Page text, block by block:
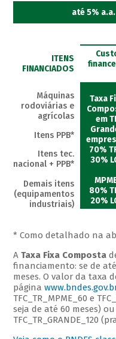
até 5% a.a.
ITENS
FINANCIADOS
Máquinas
rodoviárias e
agrícolas
Taxa
em
70%
30%
80%
20%
Itens PPB*
Itens tec.
nacional + PPB*
Demais itens
(equipamentos
industriais)
* Como detalhado na
ATaxa Fixa Composta
financiamento: se de
meses. O valor da taxa
página
TFC_TR_MPME_60 e
seja de até 60 meses) ou
TFC_TR_GRANDE_120